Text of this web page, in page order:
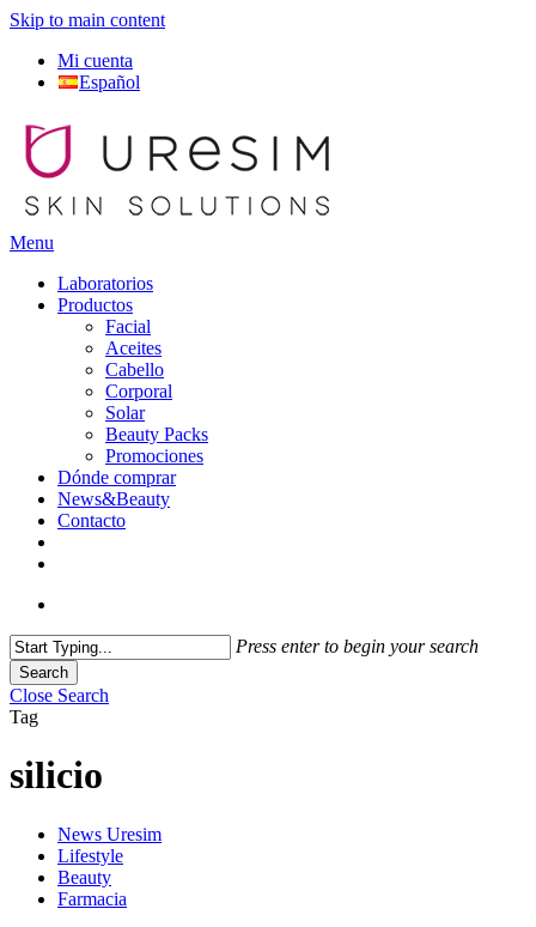
Skip to main content
Mi cuenta
Español
Menu
Laboratorios
Productos
Facial
Aceites
Cabello
Corporal
Solar
Beauty Packs
Promociones
Dónde comprar
News&Beauty
Contacto
Press enter to begin your search
Search
Close Search
Tag
silicio
News Uresim
Lifestyle
Beauty
Farmacia